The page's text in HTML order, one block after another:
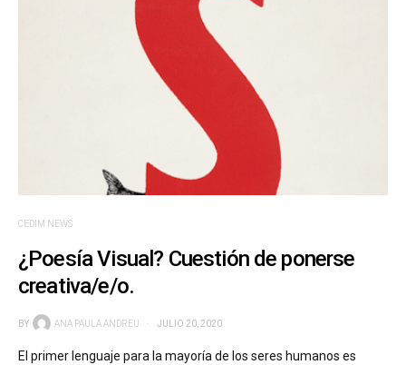
CEDIM NEWS
¿Poesía Visual? Cuestión de ponerse
creativa/e/o.
BY ANA PAULA ANDREU JULIO 20, 2020
El primer lenguaje para la mayoría de los seres humanos es